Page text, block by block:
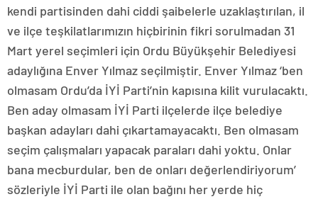
kendi partisinden dahi ciddi şaibelerle uzaklaştırılan, il
ve ilçe teşkilatlarımızın hiçbirinin fikri sorulmadan 31
Mart yerel seçimleri için Ordu Büyükşehir Belediyesi
adaylığına Enver Yılmaz seçilmiştir. Enver Yılmaz ‘ben
olmasam Ordu’da İYİ Parti’nin kapısına kilit vurulacaktı.
Ben aday olmasam İYİ Parti ilçelerde ilçe belediye
başkan adayları dahi çıkartamayacaktı. Ben olmasam
seçim çalışmaları yapacak paraları dahi yoktu. Onlar
bana mecburdular, ben de onları değerlendiriyorum’
sözleriyle İYİ Parti ile olan bağını her yerde hiç